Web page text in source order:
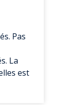
Pas
La
est